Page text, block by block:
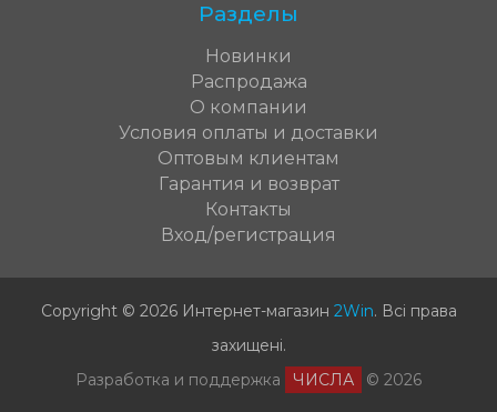
Разделы
Новинки
Распродажа
О компании
Условия оплаты и доставки
Оптовым клиентам
Гарантия и возврат
Контакты
Вход/регистрация
Copyright © 2026 Интернет-магазин 2Win. Всі права
захищені.
Разработка и поддержка
ЧИСЛА © 2026